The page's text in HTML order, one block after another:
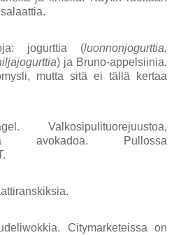
jogurttia (luonnonjogurttia,
)ja Bruno-appelsiinia.
mutta sitä ei tällä kertaa
Valkosipulituorejuustoa,
avokadoa. Pullossa
Citymarketeissa on